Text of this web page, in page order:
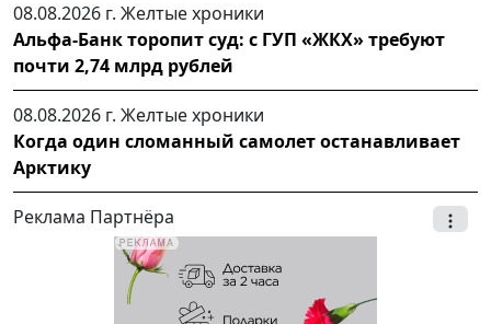
08.08.2026 г. Желтые хроники
Альфа-Банк торопит суд: с ГУП «ЖКХ» требуют
почти 2,74 млрд рублей
08.08.2026 г. Желтые хроники
Когда один сломанный самолет останавливает
Арктику
Реклама Партнёра